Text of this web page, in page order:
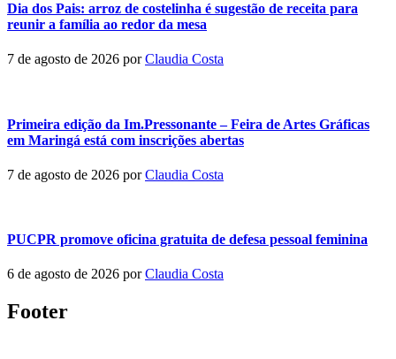
Dia dos Pais: arroz de costelinha é sugestão de receita para
reunir a família ao redor da mesa
7 de agosto de 2026 porClaudia Costa
Primeira edição da Im.Pressonante – Feira de Artes Gráficas
em Maringá está com inscrições abertas
7 de agosto de 2026 porClaudia Costa
PUCPR promove oficina gratuita de defesa pessoal feminina
6 de agosto de 2026 porClaudia Costa
Footer